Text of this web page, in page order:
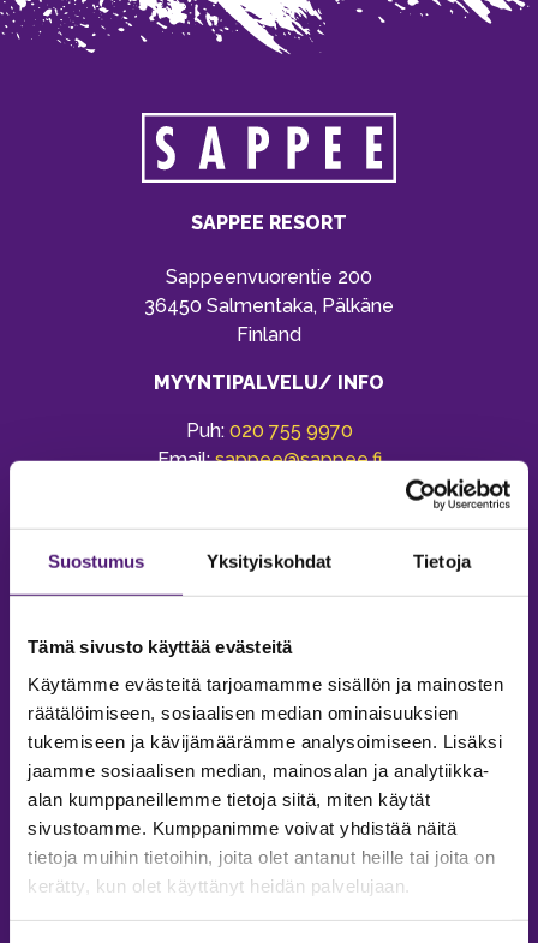
Suostumus Yksityiskohdat Tietoja
Tämä sivusto käyttää evästeitä
Käytämme evästeitä tarjoamamme sisällön ja mainosten
räätälöimiseen, sosiaalisen median ominaisuuksien
tukemiseen ja kävijämäärämme analysoimiseen. Lisäksi
jaamme sosiaalisen median, mainosalan ja analytiikka-
alan kumppaneillemme tietoja siitä, miten käytät
sivustoamme. Kumppanimme voivat yhdistää näitä
tietoja muihin tietoihin, joita olet antanut heille tai joita on
kerätty, kun olet käyttänyt heidän palvelujaan.
SAPPEE RESORT
Sappeenvuorentie 200
36450 Salmentaka, Pälkäne
Finland
MYYNTIPALVELU/ INFO
Puh: 020 755 9970
Email:sappee@sappee.fi
MAJOITUS
Tiedustelut & Varaukset